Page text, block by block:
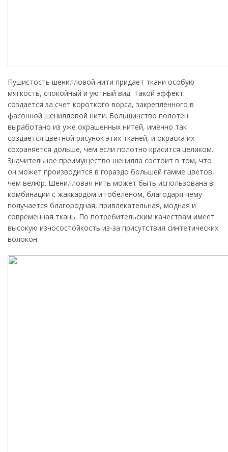
Пушистость шенилловой нити придает ткани особую
мягкость, спокойный и уютный вид. Такой эффект
создается за счет короткого ворса, закрепленного в
фасонной шенилловой нити. Большинство полотен
выработано из уже окрашенных нитей, именно так
создается цветной рисунок этих тканей, и окраска их
сохраняется дольше, чем если полотно красится целиком.
Значительное преимущество шенилла состоит в том, что
он может производится в гораздо большей гамме цветов,
чем велюр. Шенилловая нить может быть использована в
комбинации с жаккардом и гобеленом, благодаря чему
получается благородная, привлекательная, модная и
современная ткань. По потребительским качествам имеет
высокую износостойкость из-за присутствия синтетических
волокон.